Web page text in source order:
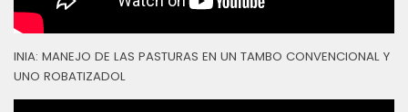
INIA: MANEJO DE LAS PASTURAS EN UN TAMBO CONVENCIONAL Y
UNO ROBATIZADOL